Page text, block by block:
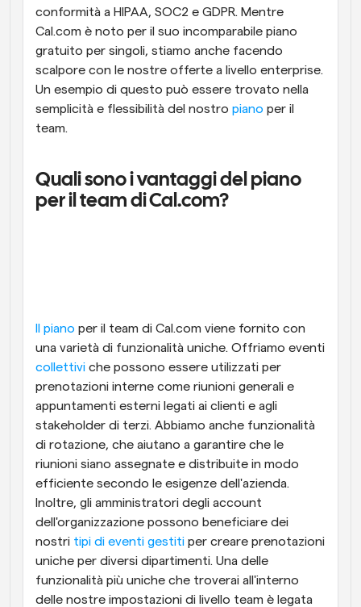
conformità a HIPAA, SOC2 e GDPR. Mentre
Cal.com è noto per il suo incomparabile piano
gratuito per singoli, stiamo anche facendo
scalpore con le nostre offerte a livello enterprise.
Un esempio di questo può essere trovato nella
semplicità e flessibilità del nostro piano per il
team.
Quali sono i vantaggi del piano
per il team di Cal.com?
Il piano per il team di Cal.com viene fornito con
collettivi che possono essere utilizzati per
prenotazioni interne come riunioni generali e
appuntamenti esterni legati ai clienti e agli
stakeholder di terzi. Abbiamo anche funzionalità
di rotazione, che aiutano a garantire che le
riunioni siano assegnate e distribuite in modo
efficiente secondo le esigenze dell'azienda.
Inoltre, gli amministratori degli account
dell'organizzazione possono beneficiare dei
nostri tipi di eventi gestiti per creare prenotazioni
uniche per diversi dipartimenti. Una delle
funzionalità più uniche che troverai all'interno
delle nostre impostazioni di livello team è legata